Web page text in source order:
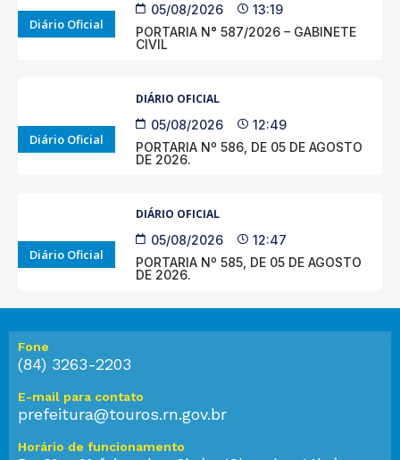
Diário Oficial
05/08/2026
13:19
PORTARIA N° 587/2026 – GABINETE
CIVIL
Diário Oficial
DIÁRIO OFICIAL
05/08/2026
12:49
PORTARIA Nº 586, DE 05 DE AGOSTO
DE 2026.
Diário Oficial
DIÁRIO OFICIAL
05/08/2026
12:47
PORTARIA Nº 585, DE 05 DE AGOSTO
DE 2026.
Fone
(84) 3263-2203
E-mail para contato
prefeitura@touros.rn.gov.br
Horário de funcionamento